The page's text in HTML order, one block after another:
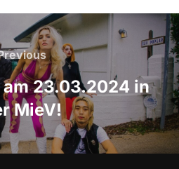
Previous
23.03.2024 in
MieV!